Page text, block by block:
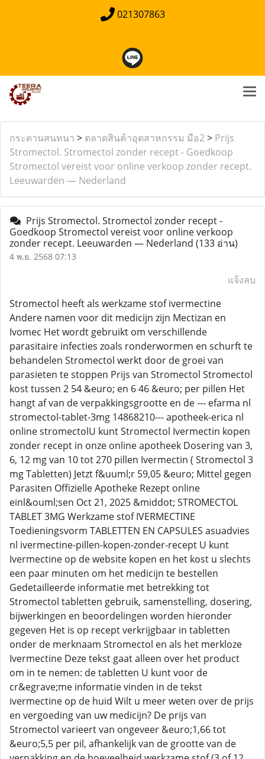
021307863
กระดานสนทนา > ตลาดสินค้าอุตสาหกรรม มือ2> Prijs
Stromectol. Stromectol zonder recept - Goedkoop
Stromectol vereist voor online verkoop zonder recept.
Leeuwarden — Nederland
Prijs Stromectol. Stromectol zonder recept -
Goedkoop Stromectol vereist voor online verkoop
zonder recept. Leeuwarden — Nederland (133 อ่าน)
4 พ.ย. 2568 07:13
แจ้งลบ
Stromectol heeft als werkzame stof ivermectine
Andere namen voor dit medicijn zijn Mectizan en
Ivomec Het wordt gebruikt om verschillende
parasitaire infecties zoals ronderwormen en schurft te
behandelen Stromectol werkt door de groei van
parasieten te stoppen Prijs van Stromectol Stromectol
kost tussen 2 54 &euro; en 6 46 &euro; per pillen Het
hangt af van de verpakkingsgrootte en de --- efarma nl
stromectol-tablet-3mg 14868210--- apotheek-erica nl
online stromectolU kunt Stromectol Ivermectin kopen
zonder recept in onze online apotheek Dosering van 3,
6, 12 mg van 10 tot 270 pillen Ivermectin ( Stromectol 3
mg Tabletten) Jetzt f&uuml;r 59,05 &euro; Mittel gegen
Parasiten Offizielle Apotheke Rezept online
einl&ouml;sen Oct 21, 2025 &middot; STROMECTOL
TABLET 3MG Werkzame stof IVERMECTINE
Toedieningsvorm TABLETTEN EN CAPSULES asuadvies
nl ivermectine-pillen-kopen-zonder-recept U kunt
Ivermectine op de website kopen en het kost u slechts
een paar minuten om het medicijn te bestellen
Gedetailleerde informatie met betrekking tot
Stromectol tabletten gebruik, samenstelling, dosering,
bijwerkingen en beoordelingen worden hieronder
gegeven Het is op recept verkrijgbaar in tabletten
onder de merknaam Stromectol en als het merkloze
Ivermectine Deze tekst gaat alleen over het product
om in te nemen: de tabletten U kunt voor de
cr&egrave;me informatie vinden in de tekst
ivermectine op de huid Wilt u meer weten over de prijs
en vergoeding van uw medicijn? De prijs van
Stromectol varieert van ongeveer &euro;1,66 tot
&euro;5,5 per pil, afhankelijk van de grootte van de